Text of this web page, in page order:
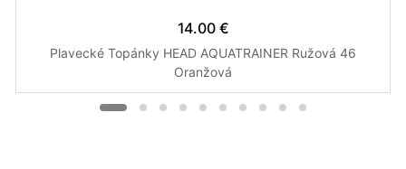
14.00 €
Plavecké Topánky HEAD AQUATRAINER Ružová 46
Oranžová